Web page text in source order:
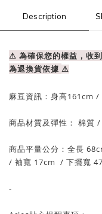
Description
⚠ 為確保您的權益，收
為退換貨依據 ⚠
麻豆資訊： 身高161cm /
商品材質及彈性： 棉質 /
商品平量公分：全長 68
/ 袖寬 17cm / 下擺寬 47
-